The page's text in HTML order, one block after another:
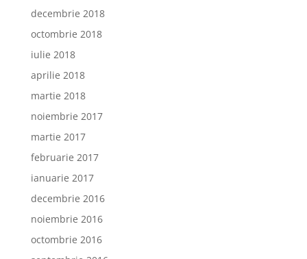
decembrie 2018
octombrie 2018
iulie 2018
aprilie 2018
martie 2018
noiembrie 2017
martie 2017
februarie 2017
ianuarie 2017
decembrie 2016
noiembrie 2016
octombrie 2016